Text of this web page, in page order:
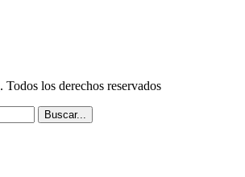
. Todos los derechos reservados
Buscar...